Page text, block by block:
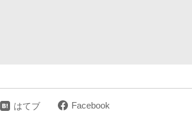
はてブ Facebook